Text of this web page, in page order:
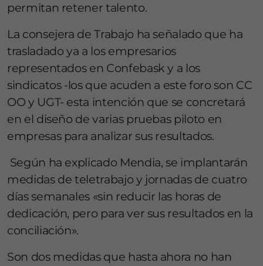
permitan retener talento.
La consejera de Trabajo ha señalado que ha
trasladado ya a los empresarios
representados en Confebask y a los
sindicatos -los que acuden a este foro son CC
OO y UGT- esta intención que se concretará
en el diseño de varias pruebas piloto en
empresas para analizar sus resultados.
Según ha explicado Mendia, se implantarán
medidas de teletrabajo y jornadas de cuatro
días semanales «sin reducir las horas de
dedicación, pero para ver sus resultados en la
conciliación».
Son dos medidas que hasta ahora no han